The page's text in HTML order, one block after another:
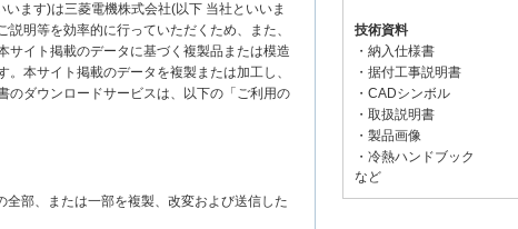
ます)は三菱電機株式会社(以下 当社といいま
明等を効率的に行っていただくため、また、
サイト掲載のデータに基づく複製品または模造
本サイト掲載のデータを複製または加工し、
のダウンロードサービスは、以下の「ご利用の
部、または一部を複製、改変および送信した
技術資料
・納入仕様書
・据付工事説明書
・CADシンボル
・取扱説明書
・製品画像
・冷熱ハンドブック
など